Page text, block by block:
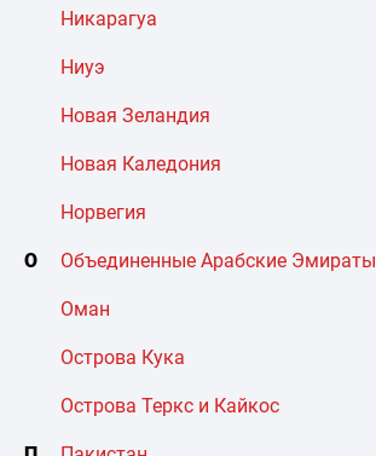
Никарагуа
Ниуэ
Новая Зеландия
Новая Каледония
Норвегия
О Объединенные Арабские Эмираты
Оман
Острова Кука
Острова Теркс и Кайкос